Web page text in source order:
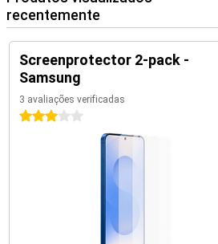
recentemente
Screenprotector 2-pack -
Samsung
3 avaliações verificadas
3 estrelas